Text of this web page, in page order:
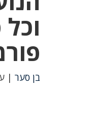
בן סער |